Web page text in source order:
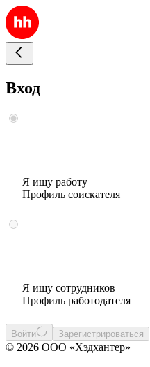
Вход
Я ищу работу
Профиль соискателя
Я ищу сотрудников
Профиль работодателя
Войти Зарегистрироваться
© 2026 ООО «Хэдхантер»